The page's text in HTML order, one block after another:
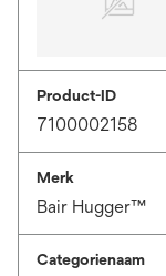
Product-ID
7100002158
Merk
Bair Hugger™
Categorienaam